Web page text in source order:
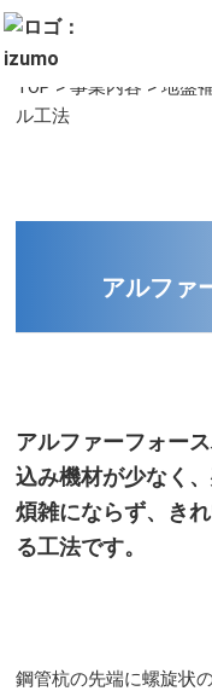
TOP >事業内容 >地盤
ル工法​
アルファ
アルファーフォー
込み機材が少なく
煩雑にならず、き
る工法です。​​
鋼管杭の先端に螺旋状